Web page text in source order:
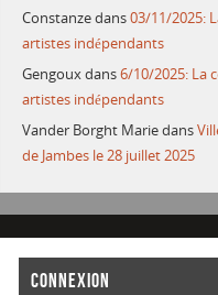
Constanzedans03/11/2025:
artistes indépendants
Gengouxdans6/10/2025: La
artistes indépendants
Vander Borght Mariedans
de Jambes le 28 juillet 2025
CONNEXION